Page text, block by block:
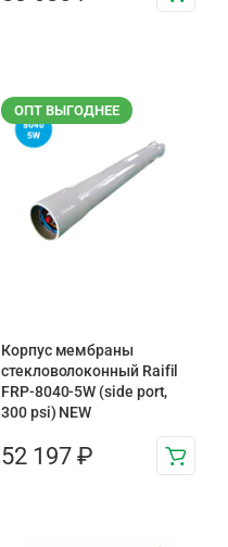
ОПТ ВЫГОДНЕЕ
Корпус мембраны
стекловолоконный Raifil
FRP-8040-5W (side port,
300 psi) NEW
52 197 ₽